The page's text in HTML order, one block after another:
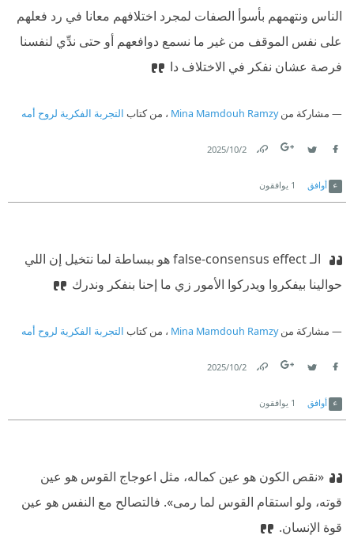
الناس ونتهمهم بأسوأ الصفات لمجرد اختلافهم معانا في رد فعلهم
على نفس الموقف من غير ما نسمع دوافعهم أو حتى ندِّي لنفسنا
فرصة عشان نفكر في الاختلاف دا
مشاركة منMina Mamdouh Ramzy ، من كتاب التجربة الفكرية لروح أمه
2‏/10‏/2025
أوافق 1 يوافقون
‫ الـ false-consensus effect هو ببساطة لما نتخيل إن اللي
حوالينا بيفكروا ويدركوا الأمور زي ما إحنا بنفكر وندرك
مشاركة منMina Mamdouh Ramzy ، من كتاب التجربة الفكرية لروح أمه
2‏/10‏/2025
أوافق 1 يوافقون
«نقص الكون هو عين كماله، مثل اعوجاج القوس هو عين
قوته، ولو استقام القوس لما رمى». فالتصالح مع النفس هو عين
قوة الإنسان.